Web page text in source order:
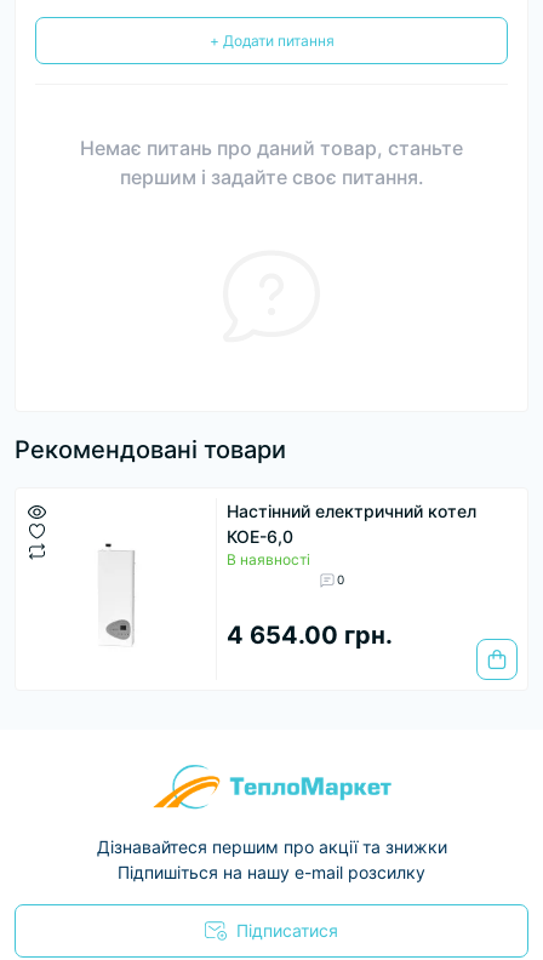
+ Додати питання
Немає питань про даний товар, станьте
першим і задайте своє питання.
Рекомендовані товари
Настінний електричний котел
КОЕ-6,0
В наявності
0
4 654.00 грн.
Дізнавайтеся першим про акції та знижки
Підпишіться на нашу e-mail розсилку
Підписатися